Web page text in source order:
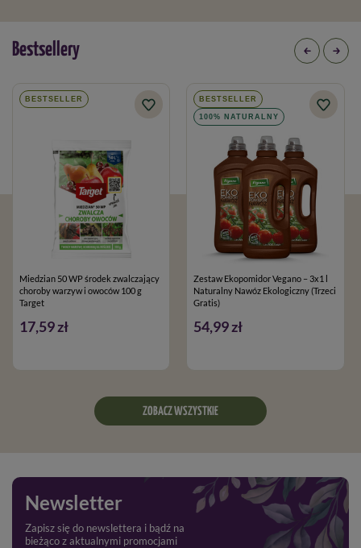
Bestsellery
BESTSELLER
Miedzian 50 WP środek zwalczający
choroby warzyw i owoców 100 g
Target
17,59 zł
BESTSELLER
100% NATURALNY
Zestaw Ekopomidor Vegano – 3x1 l
Naturalny Nawóz Ekologiczny (Trzeci
Gratis)
54,99 zł
ZOBACZ WSZYSTKIE
Newsletter
Zapisz się do newslettera i bądź na
bieżąco z aktualnymi promocjami